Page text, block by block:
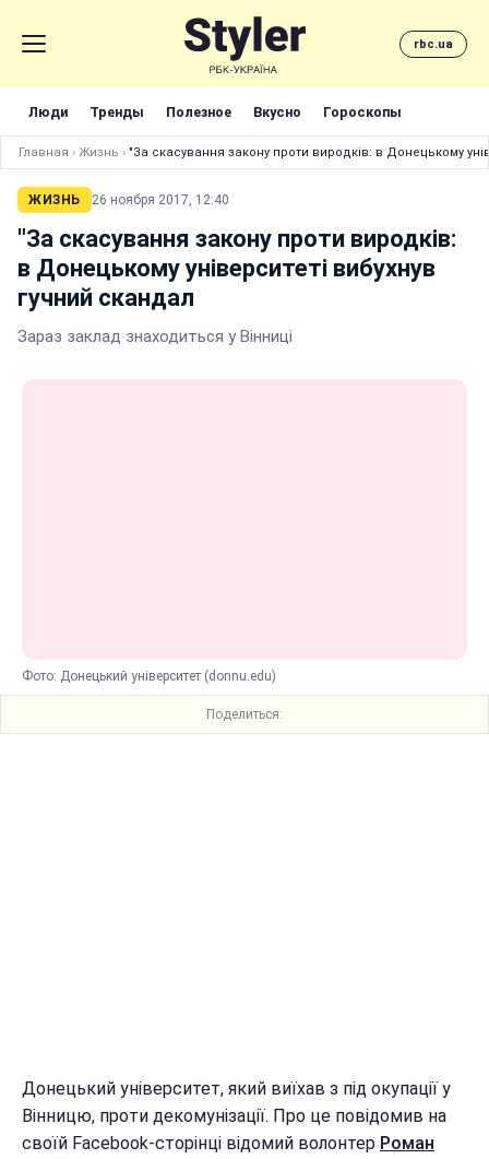
rbc.ua
Люди Тренды Полезное Вкусно Гороскопы
Главная › Жизнь › "За скасування закону проти виродків: в Донецькому
ЖИЗНЬ 26 ноября 2017, 12:40
"За скасування закону проти виродків:
в Донецькому університеті вибухнув
гучний скандал
Зараз заклад знаходиться у Вінниці
Фото: Донецький університет (donnu.edu)
Поделиться:
Донецький університет, який виїхав з під окупації у
Вінницю, проти декомунізації. Про це повідомив на
своїй Facebook-сторінці відомий волонтер Роман